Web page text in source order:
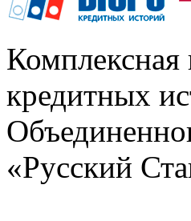
кредитных
«Русский